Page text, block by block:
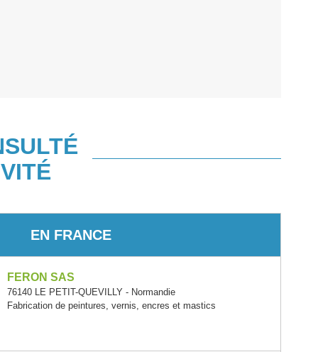
EN FRANCE
FERON SAS
76140 LE PETIT-QUEVILLY - Normandie
Fabrication de peintures, vernis, encres et mastics